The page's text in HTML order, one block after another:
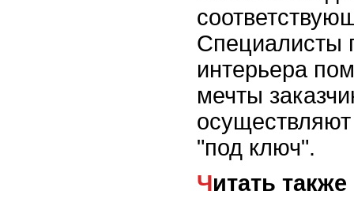
интерьера
мечты
"под ключ".
Читать также